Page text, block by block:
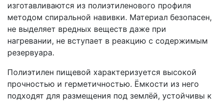
изготавливаются из полиэтиленового профиля
методом спиральной навивки. Материал безопасен,
не выделяет вредных веществ даже при
нагревании, не вступает в реакцию с содержимым
резервуара.
Полиэтилен пищевой характеризуется высокой
прочностью и герметичностью. Ёмкости из него
подходят для размещения под землёй, устойчивы к